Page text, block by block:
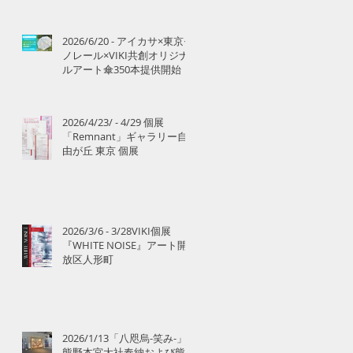
2026/6/20 - アイカサ×東京モ
ノレール×VIKI共創オリジナ
ルアート傘350本提供開始
2026/4/23/ - 4/29 個展
「Remnant」ギャラリー自
由が丘 東京 個展
2026/3/6 - 3/28VIKI個展
『WHITE NOISE』アート開
放区人形町
2026/1/13「八咫烏-笑み-」